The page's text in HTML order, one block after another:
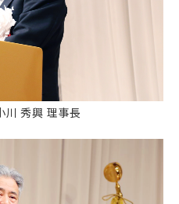
川 秀興 理事長